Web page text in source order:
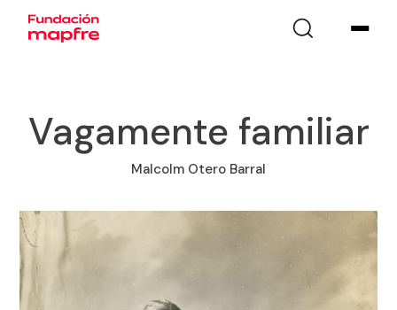
Vagamente familiar​
Malcolm Otero Barral